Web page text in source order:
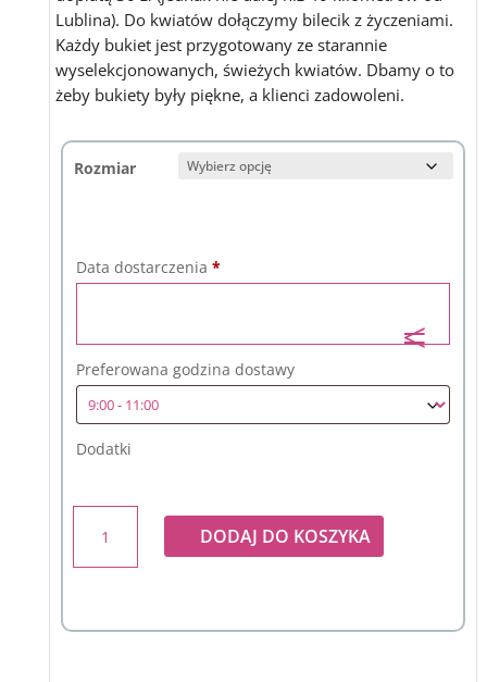
Lublina). Do kwiatów dołączymy bilecik z życzeniami.
Każdy bukiet jest przygotowany ze starannie
wyselekcjonowanych, świeżych kwiatów. Dbamy o to
żeby bukiety były piękne, a klienci zadowoleni.
Rozmiar
Data dostarczenia *
Preferowana godzina dostawy
Dodatki
Bukiet
z
DODAJ DO KOSZYKA